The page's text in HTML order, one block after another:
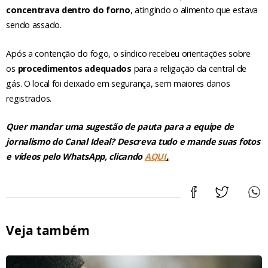
concentrava dentro do forno, atingindo o alimento que estava
sendo assado.
Após a contenção do fogo, o síndico recebeu orientações sobre
os procedimentos adequados para a religação da central de
gás. O local foi deixado em segurança, sem maiores danos
registrados.
Quer mandar uma sugestão de pauta para a equipe de
jornalismo do Canal Ideal? Descreva tudo e mande suas fotos
e vídeos pelo WhatsApp, clicandoAQUI.
Veja também